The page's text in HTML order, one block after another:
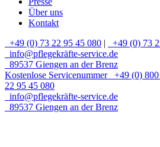
Über uns
Kontakt
+49 (0) 73 22 95 45 080 |
+49 (0) 73
info@pflegekräfte-service.de
89537 Giengen an der Brenz
Kostenlose Servicenummer
+49 (0)
22 95 45 080
info@pflegekräfte-service.de
89537 Giengen an der Brenz